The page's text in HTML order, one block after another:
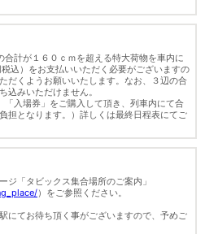
計が１６０ｃｍを超える特大荷物を車内に
込）をお支払いいただく必要がございますの
だくようお願いいたします。なお、３辺の合
込みいただけません。
入場券」をご購入して頂き、列車内にて合
担となります。）詳しくは最終日程表にてご
ジ「タビックス集合場所のご案内」
）をご参照ください。
にてお待ち頂く事がございますので、予めご